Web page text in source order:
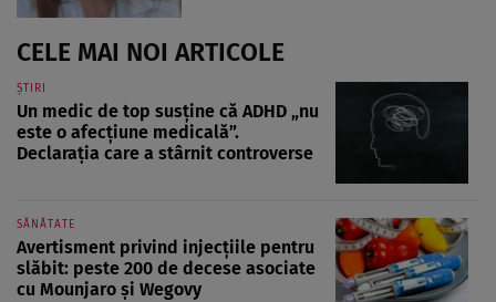
CELE MAI NOI ARTICOLE
ȘTIRI
Un medic de top susține că ADHD „nu
este o afecțiune medicală”.
Declarația care a stârnit controverse
SĂNĂTATE
Avertisment privind injecțiile pentru
slăbit: peste 200 de decese asociate
cu Mounjaro și Wegovy